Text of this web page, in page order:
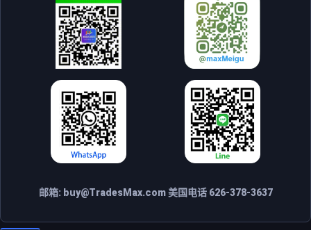
邮箱: buy@TradesMax.com美国电话 626-378-3637